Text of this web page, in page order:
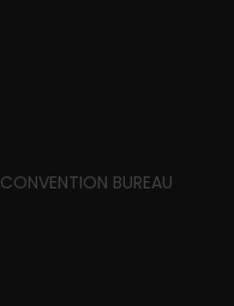
CONVENTION BUREAU